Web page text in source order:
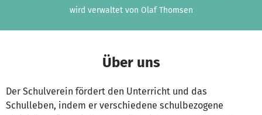
wird verwaltet von Olaf Thomsen
Über uns
Der Schulverein fördert den Unterricht und das
Schulleben, indem er verschiedene schulbezogene